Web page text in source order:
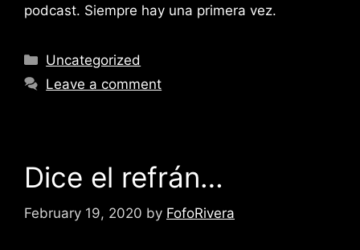
podcast. Siempre hay una primera vez.
Categories
Uncategorized
Leave a comment
Dice el refrán…
February 19, 2020 by FofoRivera